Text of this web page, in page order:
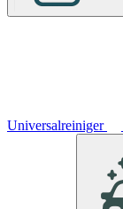
Universalreiniger